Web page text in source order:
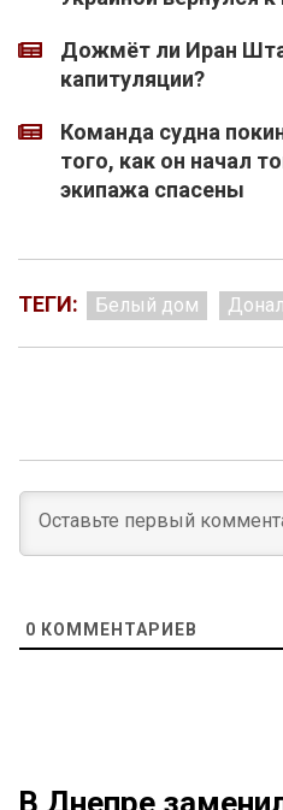
Дожмёт ли Иран
капитуляции?
Команда судна
того, как он начал
экипажа спасены
ТЕГИ: Белый дом
0 КОММЕНТАРИЕВ